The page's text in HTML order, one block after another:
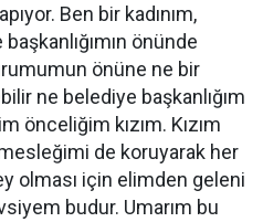
Ben bir kadınım,
önünde
önüne ne bir
ne belediye başkanlığım
önceliğim kızım. Kızım
de koruyarak her
olması için elimden geleni
budur. Umarım bu